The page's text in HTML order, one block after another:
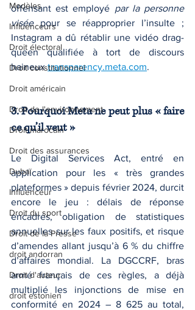
Modèles
Influenceurs
Droit électoral
Droit constitutionnel
Droit américain
Droit de l'environnement
Droit marocain
Droit des assurances
Dubaï
Influenceur
Droit du sport
Droit de la Presse
droit andorran
Droit d'auteur
droit estonien
offensant est employé par la personne
visée pour se réapproprier l’insulte ;
Instagram a dû rétablir une vidéo drag-
queen qualifiée à tort de discours
haineux transparency.meta.com.
3. Pourquoi Meta ne peut plus « faire
ce qu’il veut »
Le Digital Services Act, entré en
application pour les « très grandes
plateformes » depuis février 2024, durcit
encore le jeu : délais de réponse
encadrés, obligation de statistiques
annuelles sur les faux positifs, et risque
d’amendes allant jusqu’à 6 % du chiffre
d’affaires mondial. La DGCCRF, bras
armé français de ces règles, a déjà
multiplié les injonctions de mise en
conformité en 2024 – 8 625 au total,